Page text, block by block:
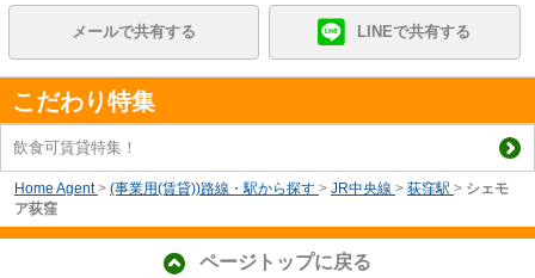
メールで共有する LINEで共有する
こだわり特集
飲食可賃貸特集！
Home Agent > (事業用(賃貸))路線・駅から探す > JR中央線 > 荻窪駅 > シェモ
ア荻窪
ページトップに戻る